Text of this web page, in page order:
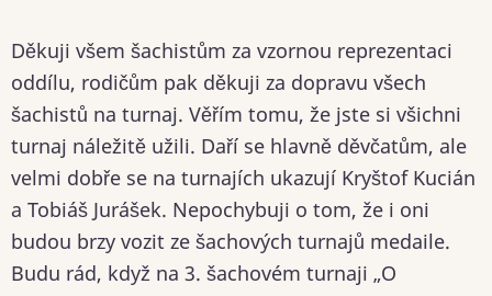
Děkuji všem šachistům za vzornou reprezentaci
oddílu, rodičům pak děkuji za dopravu všech
šachistů na turnaj. Věřím tomu, že jste si všichni
turnaj náležitě užili. Daří se hlavně děvčatům, ale
velmi dobře se na turnajích ukazují Kryštof Kucián
a Tobiáš Jurášek. Nepochybuji o tom, že i oni
budou brzy vozit ze šachových turnajů medaile.
Budu rád, když na 3. šachovém turnaji „O